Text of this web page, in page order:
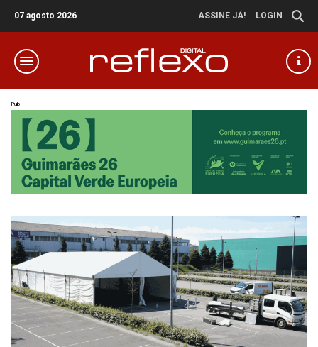
07 agosto 2026 ASSINE JÁ! LOGIN
Pub